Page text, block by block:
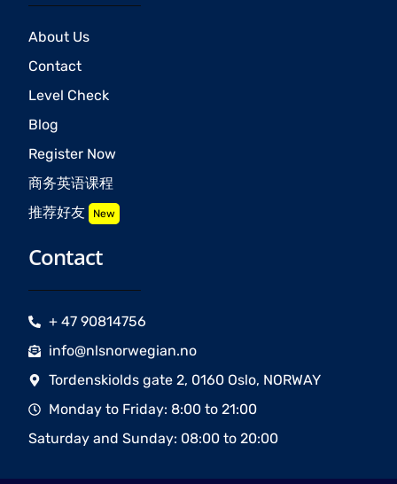
About Us
Contact
Level Check
Blog
Register Now
商务英语课程
推荐好友 New
Contact
+ 47 90814756
info@nlsnorwegian.no
Tordenskiolds gate 2, 0160 Oslo, NORWAY
Monday to Friday: 8:00 to 21:00
Saturday and Sunday: 08:00 to 20:00